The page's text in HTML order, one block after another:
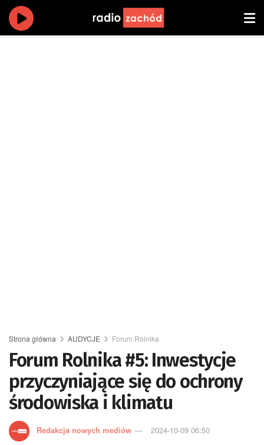
Strona główna AUDYCJE Forum Rolnika
Forum Rolnika #5: Inwestycje
przyczyniające się do ochrony
środowiska i klimatu
Redakcja nowych mediów 2024-10-09 06:50